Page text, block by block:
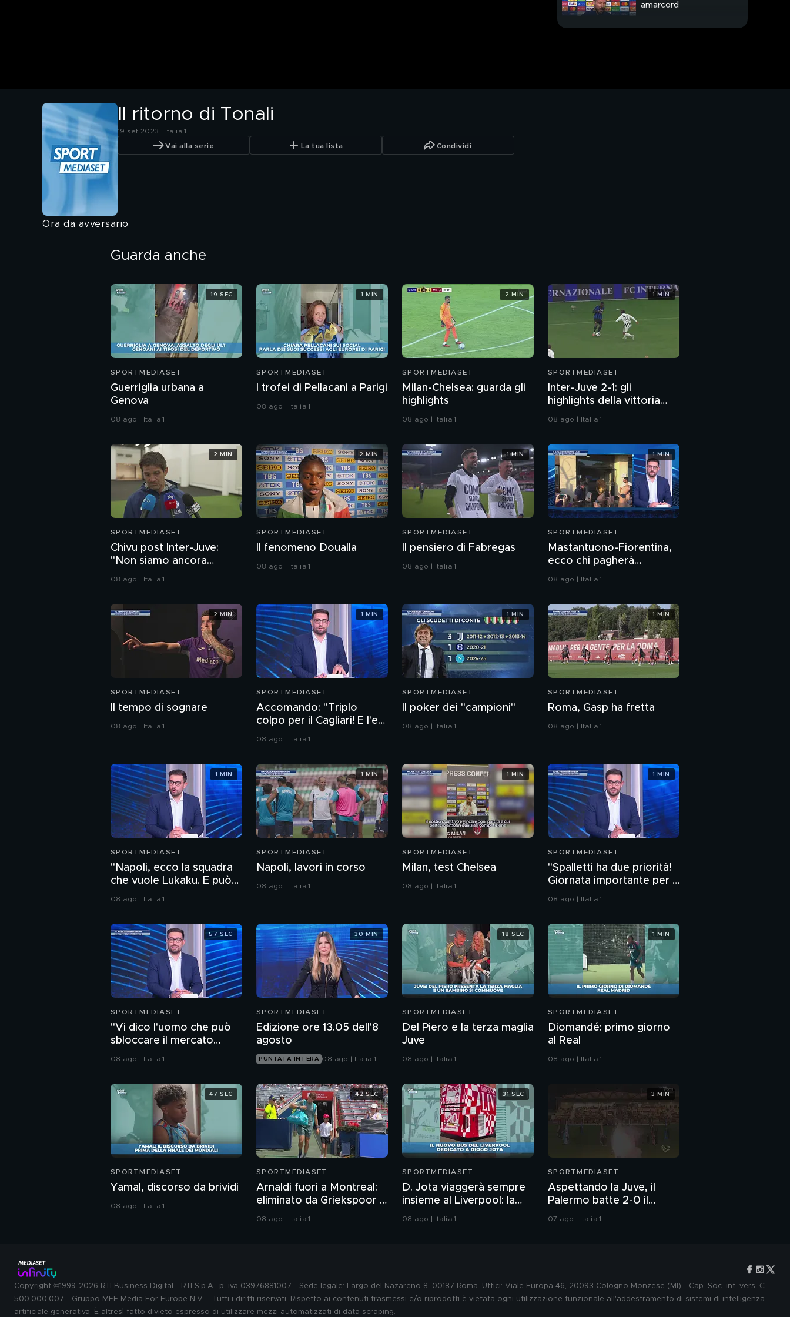
amarcord
Il ritorno di Tonali
19 set 2023 | Italia 1
Vai alla serie La tua lista Condividi
Ora da avversario
Guarda anche
SPORTMEDIASET
Guerriglia urbana a
Genova
08 ago | Italia 1
19 SEC
SPORTMEDIASET
I trofei di Pellacani a Parigi
08 ago | Italia 1
1 MIN
SPORTMEDIASET
Milan-Chelsea: guarda gli
highlights
08 ago | Italia 1
2 MIN
SPORTMEDIASET
Inter-Juve 2-1: gli
highlights della vittoria
nerazzurra
08 ago | Italia 1
1 MIN
SPORTMEDIASET
Chivu post Inter-Juve:
"Non siamo ancora
pronti, il secondo tempo
08 ago | Italia 1
2 MIN
SPORTMEDIASET
Il fenomeno Doualla
08 ago | Italia 1
2 MIN
SPORTMEDIASET
Il pensiero di Fabregas
08 ago | Italia 1
1 MIN
SPORTMEDIASET
Mastantuono-Fiorentina,
ecco chi pagherà
l'ingaggio. Ma il colpo di
08 ago | Italia 1
1 MIN
SPORTMEDIASET
Il tempo di sognare
08 ago | Italia 1
2 MIN
SPORTMEDIASET
Accomando: "Triplo
colpo per il Cagliari! E l'ex
capitano del Barcellona
08 ago | Italia 1
1 MIN
SPORTMEDIASET
Il poker dei "campioni"
08 ago | Italia 1
1 MIN
SPORTMEDIASET
Roma, Gasp ha fretta
08 ago | Italia 1
1 MIN
SPORTMEDIASET
"Napoli, ecco la squadra
che vuole Lukaku. E può
sbloccare un nome top in
08 ago | Italia 1
1 MIN
SPORTMEDIASET
Napoli, lavori in corso
08 ago | Italia 1
1 MIN
SPORTMEDIASET
Milan, test Chelsea
08 ago | Italia 1
1 MIN
SPORTMEDIASET
"Spalletti ha due priorità!
Giornata importante per il
portiere, ma in attacco..."
08 ago | Italia 1
1 MIN
SPORTMEDIASET
"Vi dico l'uomo che può
sbloccare il mercato
dell'Inter"
08 ago | Italia 1
57 SEC
SPORTMEDIASET
Edizione ore 13.05 dell'8
agosto
PUNTATA INTERA 08 ago | Italia 1
30 MIN
SPORTMEDIASET
Del Piero e la terza maglia
Juve
08 ago | Italia 1
18 SEC
SPORTMEDIASET
Diomandé: primo giorno
al Real
08 ago | Italia 1
1 MIN
SPORTMEDIASET
Yamal, discorso da brividi
08 ago | Italia 1
47 SEC
SPORTMEDIASET
Arnaldi fuori a Montreal:
eliminato da Griekspoor in
rimonta
08 ago | Italia 1
42 SEC
SPORTMEDIASET
D. Jota viaggerà sempre
insieme al Liverpool: la
sua foto sul nuovo bus
08 ago | Italia 1
31 SEC
SPORTMEDIASET
Aspettando la Juve, il
Palermo batte 2-0 il
Melbourne City
07 ago | Italia 1
3 MIN
Copyright ©1999-2026 RTI Business Digital - RTI S.p.A.: p. iva 03976881007 - Sede legale: Largo del Nazareno 8, 00187 Roma. Uffici: Viale Europa 46, 20093 Cologno Monzese (MI) - Cap. Soc. int. vers. €
500.000.007 - Gruppo MFE Media For Europe N.V. - Tutti i diritti riservati. Rispetto ai contenuti trasmessi e/o riprodotti è vietata ogni utilizzazione funzionale all'addestramento di sistemi di intelligenza
artificiale generativa. È altresì fatto divieto espresso di utilizzare mezzi automatizzati di data scraping.